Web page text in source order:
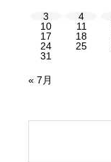
3
4
10
11
17
18
24
25
31
« 7月